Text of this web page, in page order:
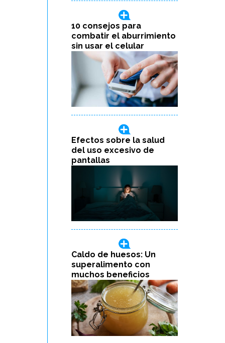
10 consejos para
combatir el aburrimiento
sin usar el celular
Efectos sobre la salud
del uso excesivo de
pantallas
Caldo de huesos: Un
superalimento con
muchos beneficios